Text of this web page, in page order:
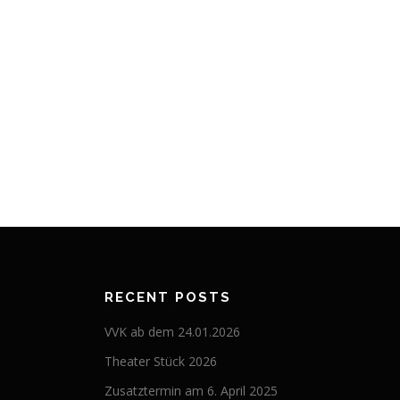
RECENT POSTS
VVK ab dem 24.01.2026
Theater Stück 2026
Zusatztermin am 6. April 2025